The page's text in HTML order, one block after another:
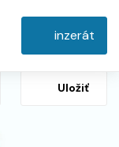
inzerát
Uložiť